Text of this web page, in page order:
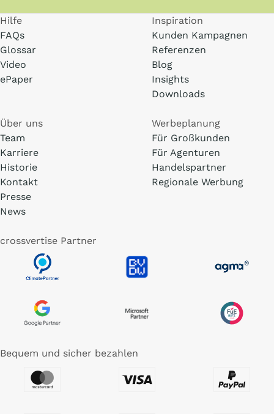
Hilfe
FAQs
Glossar
Video
ePaper
Inspiration
Kunden Kampagnen
Referenzen
Blog
Insights
Downloads
Über uns
Team
Karriere
Historie
Kontakt
Presse
News
Werbeplanung
Für Großkunden
Für Agenturen
Handelspartner
Regionale Werbung
crossvertise Partner
Bequem und sicher bezahlen